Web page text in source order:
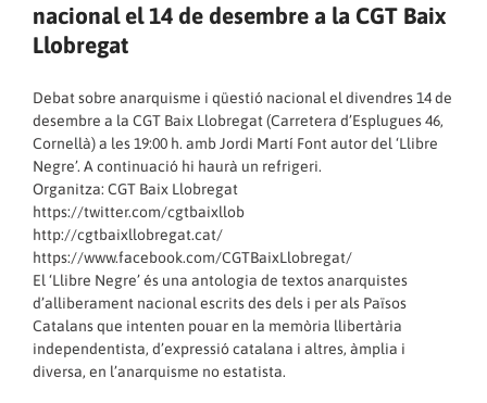
nacional el 14 de desembre a la CGT Baix
Llobregat
Debat sobre anarquisme i qüestió nacional el divendres 14 de
desembre a la CGT Baix Llobregat (Carretera d’Esplugues 46,
Cornellà) a les 19:00 h. amb Jordi Martí Font autor del ‘Llibre
Negre’. A continuació hi haurà un refrigeri.
Organitza: CGT Baix Llobregat
https://twitter.com/cgtbaixllob
http://cgtbaixllobregat.cat/
https://www.facebook.com/CGTBaixLlobregat/
El ‘Llibre Negre’ és una antologia de textos anarquistes
d’alliberament nacional escrits des dels i per als Països
Catalans que intenten pouar en la memòria llibertària
independentista, d’expressió catalana i altres, àmplia i
diversa, en l’anarquisme no estatista.